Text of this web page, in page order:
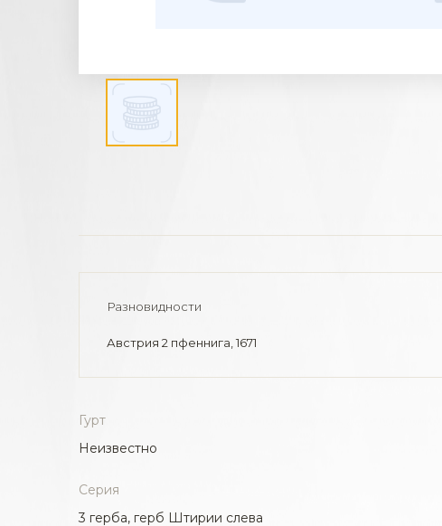
Разновидности
Австрия 2 пфеннига, 1671
Гурт
Неизвестно
Серия
3 герба, герб Штирии слева